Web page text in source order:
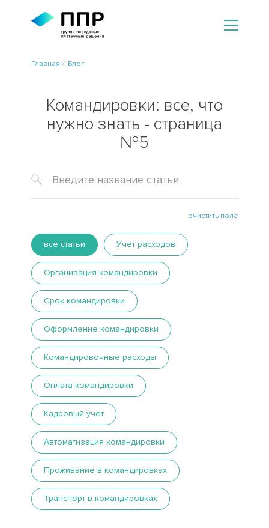
Главная Блог
Командировки: все, что
нужно знать - страница
№5
очистить поле
все статьи Учет расходов
Организация командировки
Срок командировки
Оформление командировки
Командировочные расходы
Оплата командировки
Кадровый учет
Автоматизация командировки
Проживание в командировках
Транспорт в командировках